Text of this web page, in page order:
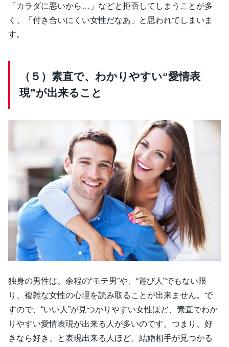
「カラダに悪いから…」などと拒否してしまうことが多
く、「付き合いにくい女性だなあ」と思われてしまいま
す。
（５）素直で、わかりやすい“愛情表
現”が出来ること
独身の男性は、余程の“モテ男”や、“遊び人”でもない限
り、複雑な女性の心理を読み取ることが出来ません。で
すので、“いい人”が見つかりやすい女性ほど、素直でわか
りやすい愛情表現が出来る人が多いのです。つまり、好
きなら好き、と表現出来る人ほど、結婚相手が見つかる